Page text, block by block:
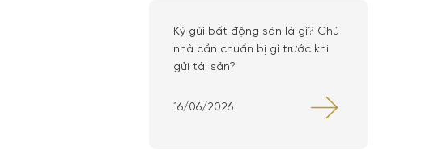
Ký gửi bất động sản là gì? Chủ
nhà cần chuẩn bị gì trước khi
gửi tài sản?
16/06/2026